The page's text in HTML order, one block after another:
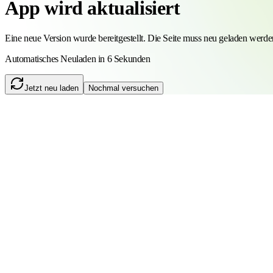
App wird aktualisiert
Eine neue Version wurde bereitgestellt. Die Seite muss neu geladen
Automatisches Neuladen in 6 Sekunden
Jetzt neu laden Nochmal versuchen